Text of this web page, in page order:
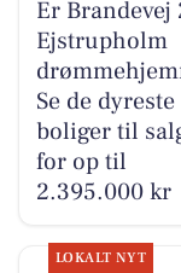
Er Brandevej
Ejstrupholm
Se de dyreste
boliger til
for op til
2.395.000 kr
LOKALT NYT